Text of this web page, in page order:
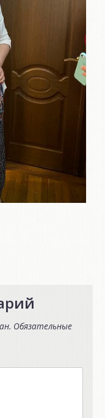
Обязательные